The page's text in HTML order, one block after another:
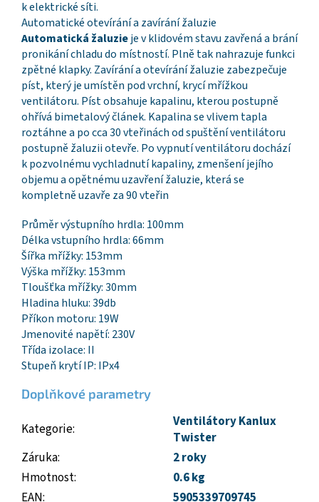
k elektrické síti.
Automatické otevírání a zavírání žaluzie
Automatická žaluzieje v klidovém stavu zavřená a brání
pronikání chladu do místností. Plně tak nahrazuje funkci
zpětné klapky. Zavírání a otevírání žaluzie zabezpečuje
píst, který je umístěn pod vrchní, krycí mřížkou
ventilátoru. Píst obsahuje kapalinu, kterou postupně
ohřívá bimetalový článek. Kapalina se vlivem tapla
roztáhne a po cca 30 vteřinách od spuštění ventilátoru
postupně žaluzii otevře. Po vypnutí ventilátoru dochází
k pozvolnému vychladnutí kapaliny, zmenšení jejího
objemu a opětnému uzavření žaluzie, která se
kompletně uzavře za 90 vteřin
Průměr výstupního hrdla: 100mm
Délka vstupního hrdla: 66mm
Šířka mřížky: 153mm
Výška mřížky: 153mm
Tloušťka mřížky: 30mm
Hladina hluku: 39db
Příkon motoru: 19W
Jmenovité napětí: 230V
Třída izolace: II
Stupeň krytí IP: IPx4
Doplňkové parametry
Kategorie:
Ventilátory Kanlux
Twister
Záruka:
2 roky
Hmotnost:
0.6 kg
EAN: 5905339709745